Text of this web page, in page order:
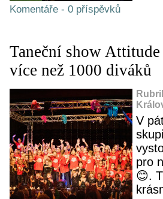
Komentáře - 0 příspěvků
Taneční show
více než 1000 diváků
V
pro
😊.